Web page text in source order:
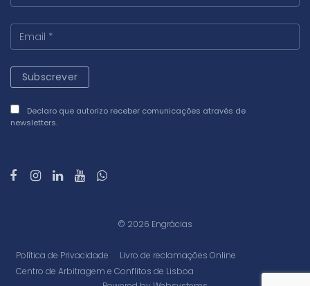
Declaro que autorizo receber comunicações através de
newsletters.
© 2026 Engrácias
Política de Privacidade
Livro de reclamações Online
Centro de Arbitragem e Conflitos de Lisboa